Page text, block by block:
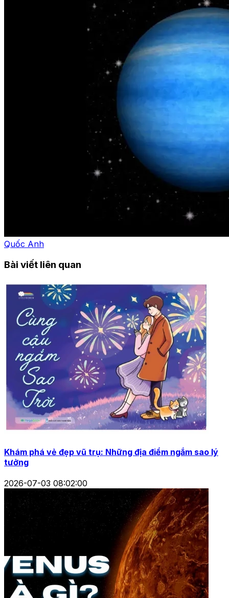
Quốc Anh
Bài viết liên quan
Khám phá vẻ đẹp vũ trụ: Những địa điểm ngắm sao lý
tưởng
2026-07-03 08:02:00